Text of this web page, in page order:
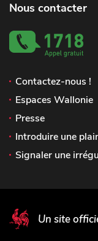
Nous contacter
Contactez-nous !
Espaces Wallonie
Presse
Introduire une
Signaler une
Un site